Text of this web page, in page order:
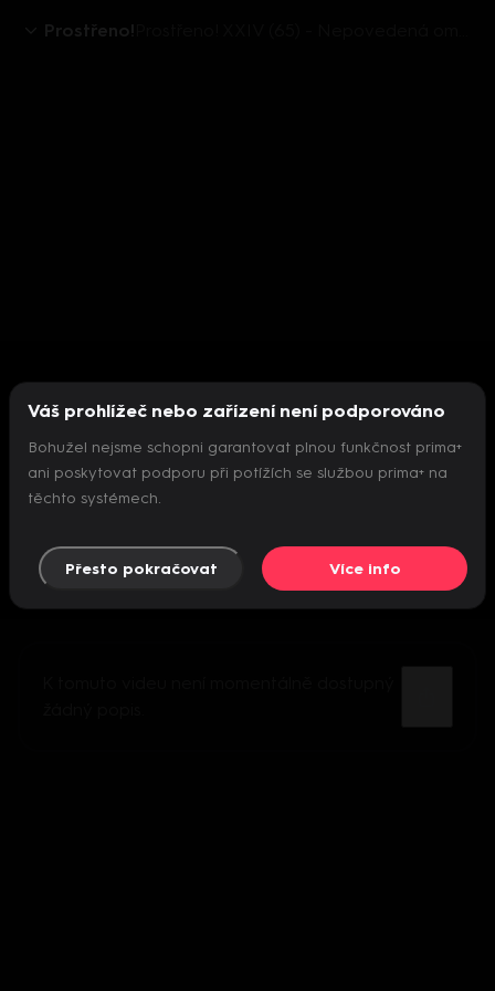
Prostřeno!
Nepodařilo se inicializovat přehrávač
Váš prohlížeč nebo zařízení není podporováno
Bohužel nejsme schopni garantovat plnou funkčnost prima+
ani poskytovat podporu při potížích se službou prima+ na
těchto systémech.
Přesto pokračovat Více info